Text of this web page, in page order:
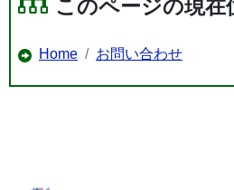
このページの現在
Home お問い合わせ